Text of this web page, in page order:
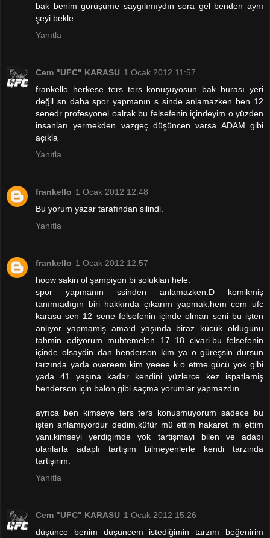
bak benim görüşüme saygılımıydın sora gel benden aynı
şeyi bekle.
Yanıtla
Cem "UFC" KARASU 1 Ocak 2012 11:57
frankello herkese ters ters konuşuyosun bak burası yeri
değil sn daha spor yapmanın s sinde anlamazken ben 12
senedr profesyonel oalrak bu felsefenin içindeyim o yüzden
insanları yermekden vazgeç düşüncen varsa ADAM gibi
açıkla
Yanıtla
frankello 1 Ocak 2012 12:48
Bu yorum yazar tarafından silindi.
Yanıtla
frankello 1 Ocak 2012 12:57
hoow sakin ol şampiyon bi soluklan hele.
spor yapmanın ssinden anlamazken:D komikmiş
tanımıadıgın biri hakkında çıkarım yapmak.hem cem ufc
karasu sen 12 sene felsefenin içinde olman seni bu işten
anlıyor yapmamiş ama:d yaşında biraz kücük oldugunu
tahmin ediyorum muhtemelen 17 18 civari.bu felsefenin
içinde olsaydin dan henderson kim ya o güreşsin dursun
tarzında yada overeem kim yeeee k.o etme gücü yok gibi
yada 41 yaşına kadar kendini yüzlerce kez ispatlamiş
henderson için balon gibi saçma yorumlar yapmazdın.
ayrıca ben kimseye ters ters konusmuyorum sadece bu
işten anlamıyordur dedim.küfür mü ettim hakaret mi ettim
yani.kimseyi yerdigimde yok tartişmayi bilen ve adabı
olanlarla adaplı tartişim bilmeyenlerle kendi tarzinda
tartişirim.
Yanıtla
Cem "UFC" KARASU 1 Ocak 2012 15:26
düşünce benim düşüncem istediğimin tarzını beğenirim